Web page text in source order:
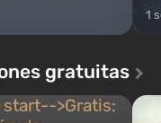
1
gratuitas